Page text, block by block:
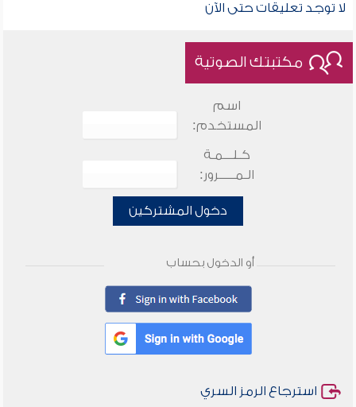
لا توجد تعليقات حتى الآن
مكتبتك الصوتية
اسم
المستخدم:
كـلـــمـة
الـمـــــرور:
دخول المشتركين
أو الدخول بحساب
استرجاع الرمز السري